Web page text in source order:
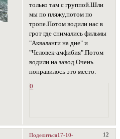
только там с группой.Шли
мы по пляжу,потом по
тропе.Потом водили нас в
грот где снимались фильмы
"Акваланги на дне" и
"Человек-амфибия".Потом
водили на завод.Очень
понравилось это место.
0
Поделиться 12
17-10-